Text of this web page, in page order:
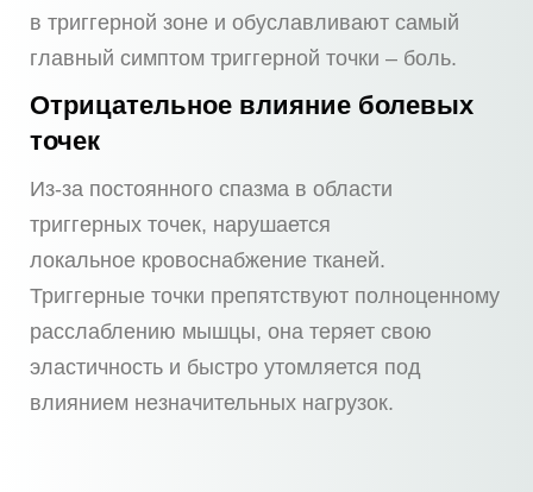
в триггерной зоне и обуславливают самый
главный симптом триггерной точки – боль.
Отрицательное влияние болевых
точек
Из-за постоянного спазма в области
триггерных точек, нарушается
локальное кровоснабжение тканей.
Триггерные точки препятствуют полноценному
расслаблению мышцы, она теряет свою
эластичность и быстро утомляется под
влиянием незначительных нагрузок.